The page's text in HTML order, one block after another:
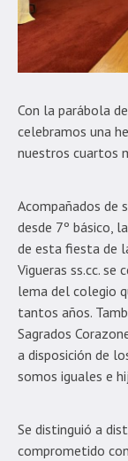
Con la parábola
celebramos una
nuestros cuartos
Acompañados de
desde 7º básico,
de esta fiesta de
Vigueras ss.cc.
lema del colegio
tantos años.
Sagrados
a disposición de
somos iguales e
Se distinguió a
comprometido